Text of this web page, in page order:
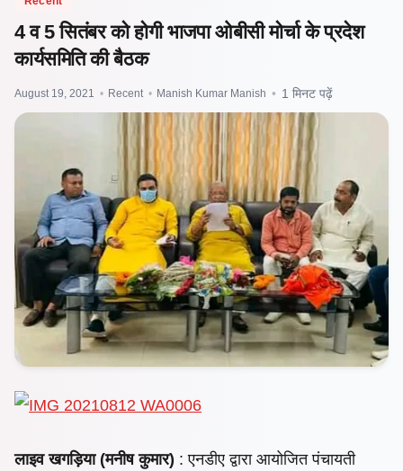
4 व 5 सितंबर को होगी भाजपा ओबीसी मोर्चा के प्रदेश
कार्यसमिति की बैठक
August 19, 2021 • Recent • Manish Kumar Manish • 1 मिनट पढ़ें
लाइव खगड़िया (मनीष कुमार) : एनडीएद्वारा आयोजित पंचायती